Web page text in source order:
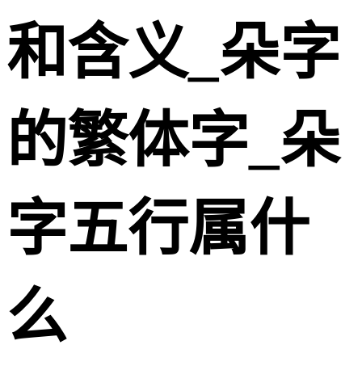
和含义_朵字
的繁体字_朵
字五行属什
么